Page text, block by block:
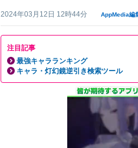
2024年03月12日 12時44分 AppMedia編
注目記事
最強キャラランキング
キャラ・灯幻鏡逆引き検索ツール